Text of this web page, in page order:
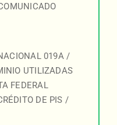
019A /
UTILIZADAS
FEDERAL
DE PIS /